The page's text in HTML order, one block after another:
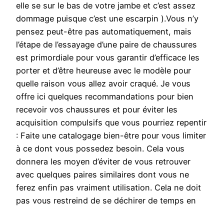
elle se sur le bas de votre jambe et c’est assez
dommage puisque c’est une escarpin ).Vous n’y
pensez peut-être pas automatiquement, mais
l’étape de l’essayage d’une paire de chaussures
est primordiale pour vous garantir d’efficace les
porter et d’être heureuse avec le modèle pour
quelle raison vous allez avoir craqué. Je vous
offre ici quelques recommandations pour bien
recevoir vos chaussures et pour éviter les
acquisition compulsifs que vous pourriez repentir
: Faite une catalogage bien-être pour vous limiter
à ce dont vous possedez besoin. Cela vous
donnera les moyen d’éviter de vous retrouver
avec quelques paires similaires dont vous ne
ferez enfin pas vraiment utilisation. Cela ne doit
pas vous restreind de se déchirer de temps en